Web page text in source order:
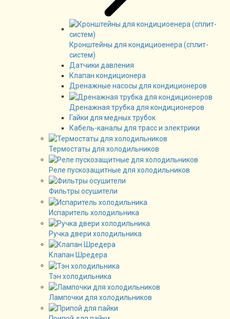
Кронштейны для кондициоенера (сплит-
систем)
Датчики давления
Клапан кондиционера
Дренажные насосы для кондиционеров
Дренажная трубка для кондиционеров
Гайки для медных трубок
Кабель-каналы для трасс и электрики
Термостаты для холодильников
Реле пускозащитные для холодильников
Фильтры осушители
Испаритель холодильника
Ручка двери холодильника
Клапан Шредера
Тэн холодильника
Лампочки для холодильников